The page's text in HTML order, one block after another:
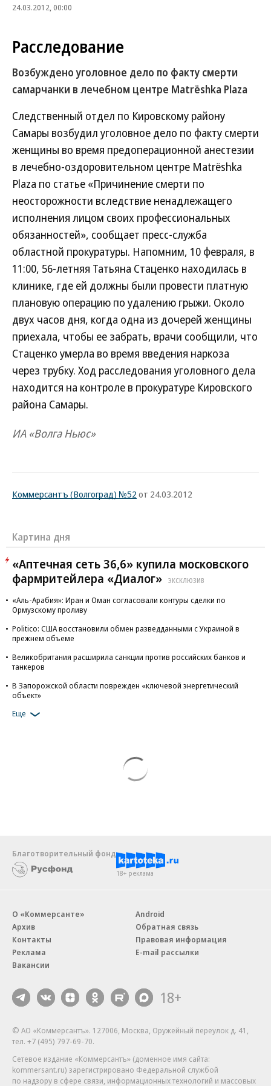
24.03.2012, 00:00
Расследование
Возбуждено уголовное дело по факту смерти
самарчанки в лечебном центре Мatrёshka Plaza
Следственный отдел по Кировскому району
Самары возбудил уголовное дело по факту смерти
женщины во время предоперационной анестезии
в лечебно-оздоровительном центре Мatrёshka
Plaza по статье «Причинение смерти по
неосторожности вследствие ненадлежащего
исполнения лицом своих профессиональных
обязанностей», сообщает пресс-служба
областной прокуратуры. Напомним, 10 февраля, в
11:00, 56-летняя Татьяна Стаценко находилась в
клинике, где ей должны были провести платную
плановую операцию по удалению грыжи. Около
двух часов дня, когда одна из дочерей женщины
приехала, чтобы ее забрать, врачи сообщили, что
Стаценко умерла во время введения наркоза
через трубку. Ход расследования уголовного дела
находится на контроле в прокуратуре Кировского
района Самары.
ИА «Волга Ньюс»
Коммерсантъ (Волгоград) №52 от 24.03.2012
Картина дня
«Аптечная сеть 36,6» купила московского
фармритейлера «Диалог»
ЭКСКЛЮЗИВ
«Аль-Арабия»: Иран и Оман согласовали контуры сделки по
Ормузскому проливу
Politico: США восстановили обмен разведданными с Украиной в
прежнем объеме
Великобритания расширила санкции против российских банков и
танкеров
В Запорожской области поврежден «ключевой энергетический
объект»
Еще
Благотворительный фонд
18+ реклама
О «Коммерсанте»
Архив
Контакты
Реклама
Вакансии
Android
Обратная связь
Правовая информация
E-mail рассылки
18+
© АО «Коммерсантъ». 127006, Москва, Оружейный переулок д. 41,
тел. +7 (495) 797-69-70.
Сетевое издание «Коммерсантъ» (доменное имя сайта:
kommersant.ru) зарегистрировано Федеральной службой
по надзору в сфере связи, информационных технологий и массовых